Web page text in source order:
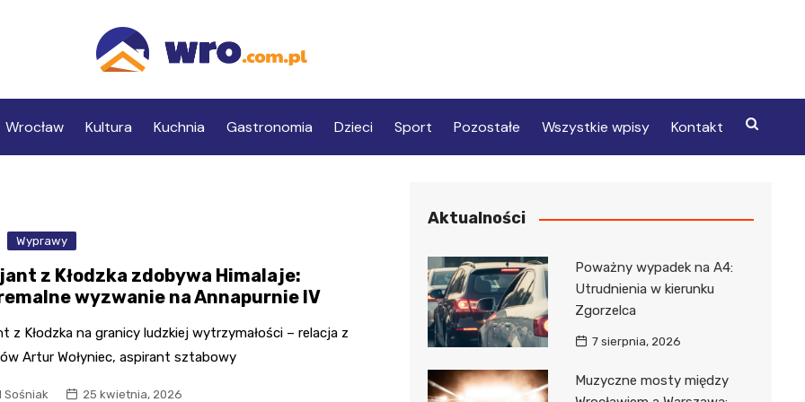
Wrocław Kultura Kuchnia Gastronomia Dzieci Sport Pozostałe Wszystkie wpisy Kontakt
Wyprawy
z Kłodzka zdobywa Himalaje:
wyzwanie na Annapurnie IV
z Kłodzka na granicy ludzkiej wytrzymałości – relacja z
Artur Wołyniec, aspirant sztabowy
Sośniak 25 kwietnia, 2026
Aktualności
Poważny wypadek na A4:
Utrudnienia w kierunku
Zgorzelca
7 sierpnia, 2026
Muzyczne mosty między